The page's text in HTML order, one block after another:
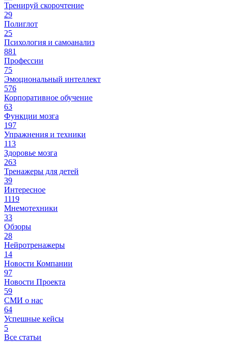
Тренируй скорочтение
29
Полиглот
25
Психология и самоанализ
881
Профессии
75
Эмоциональный интеллект
576
Корпоративное обучение
63
Функции мозга
197
Упражнения и техники
113
Здоровье мозга
263
Тренажеры для детей
39
Интересное
1119
Мнемотехники
33
Обзоры
28
Нейротренажеры
14
Новости Компании
97
Новости Проекта
59
СМИ о нас
64
Успешные кейсы
5
Все статьи